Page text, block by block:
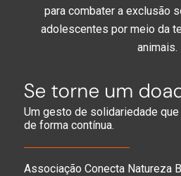
para combater a exclusão
adolescentes por meio da
animais.
Se torne um
Um gesto de solidariedade
de forma contínua.
Associação Conecta Natureza